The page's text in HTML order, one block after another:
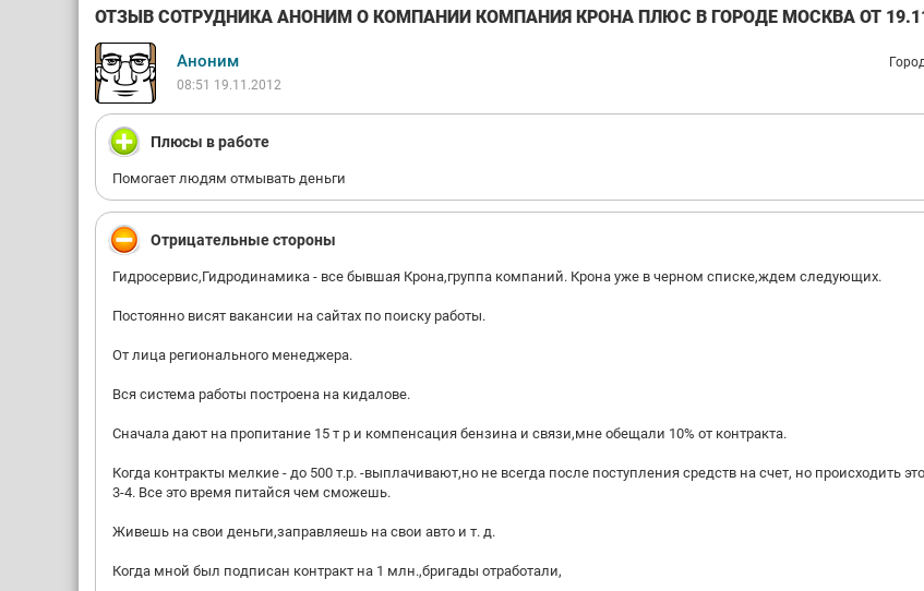
ОТЗЫВ СОТРУДНИКА АНОНИМ О КОМПАНИИ КОМПАНИЯ КРОНА ПЛЮС В ГОРОДЕ МОСКВА ОТ
Аноним
08:51 19.11.2012
Плюсы в работе
Помогает людям отмывать деньги
Отрицательные стороны
Гидросервис,Гидродинамика - все бывшая Крона,группа компаний. Крона уже в черном списке,ждем следующих.
Постоянно висят вакансии на сайтах по поиску работы.
От лица регионального менеджера.
Вся система работы построена на кидалове.
Сначала дают на пропитание 15 т р и компенсация бензина и связи,мне обещали 10% от контракта.
Когда контракты мелкие - до 500 т.р. -выплачивают,но не всегда после поступления средств на счет, но происходить
3-4. Все это время питайся чем сможешь.
Живешь на свои деньги,заправляешь на свои авто и т. д.
Когда мной был подписан контракт на 1 млн.,бригады отработали,